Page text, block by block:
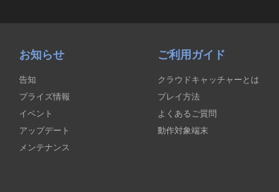
お知らせ
告知
プライズ情報
イベント
アップデート
メンテナンス
ご利用ガイド
クラウドキャッチャーとは
プレイ方法
よくあるご質問
動作対象端末